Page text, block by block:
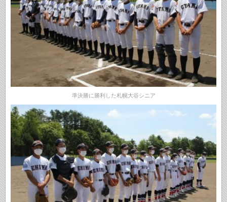
準決勝に勝利した札幌大谷シニア